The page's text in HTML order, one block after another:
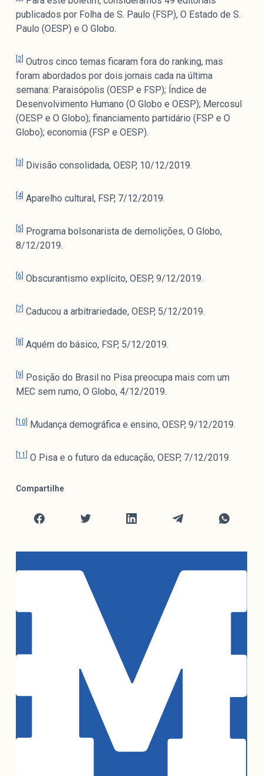
publicados por Folha de S. Paulo (FSP), O Estado de S.
Paulo (OESP) e O Globo.
[2] Outros cinco temas ficaram fora do ranking, mas
foram abordados por dois jornais cada na última
semana: Paraisópolis (OESP e FSP); Índice de
Desenvolvimento Humano (O Globo e OESP); Mercosul
(OESP e O Globo); financiamento partidário (FSP e O
Globo); economia (FSP e OESP).
[3] Divisão consolidada, OESP, 10/12/2019.
[4] Aparelho cultural, FSP, 7/12/2019.
[5]
Programa bolsonarista de demolições, O Globo,
8/12/2019.
[6] Obscurantismo explícito, OESP, 9/12/2019.
[7] Caducou a arbitrariedade, OESP, 5/12/2019.
[8] Aquém do básico, FSP, 5/12/2019.
[9]
Posição do Brasil no Pisa preocupa mais com um
MEC sem rumo, O Globo, 4/12/2019.
[10] Mudança demográfica e ensino, OESP, 9/12/2019.
[11] O Pisa e o futuro da educação, OESP, 7/12/2019.
Compartilhe